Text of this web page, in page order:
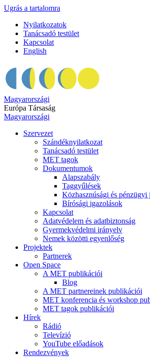
Ugrás a tartalomra
Nyilatkozatok
Tanácsadó testület
Kapcsolat
English
Magyarországi
Európa Társaság
Magyarországi
Szervezet
Szándéknyilatkozat
Tanácsadó testület
MET tagok
Dokumentumok
Alapszabály
Taggyűlések
Közhasznúsági és pénzügyi
Bírósági igazolások
Kapcsolat
Adatvédelem és adatbiztonság
Gyermekvédelmi irányelv
Nemek közötti egyenlőség
Projektek
Partnerek
Open Space
A MET publikációi
Blog
A MET partnereinek publikációi
MET konferencia és workshop
MET tagok publikációi
Hírek
Rádió
Televízió
YouTube előadások
Rendezvények